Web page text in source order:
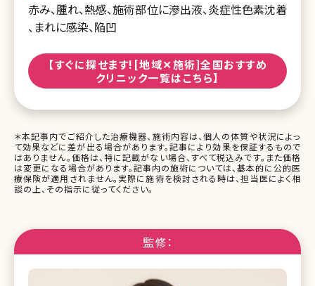
赤み、腫れ、熱感、施術部位に滲出液、炎症性色素沈着
、まれに感染、陥凹
【すぐに探せます![地域✕施術]全国おすすめ
クリニック一覧はこちら】
＊本記事内でご紹介した治療機器、施術内容は、個人の体質や状況によっ
て効果などに差が出る場合があります。記事により効果を保証するもので
はありません。価格は、特に記載がない場合、すべて税込みです。また価格
は変更になる場合があります。記事内の施術については、基本的に公的医
療保険が適用されません。実際に施術を検討される時は、担当医によく相
談の上、その指示に従ってください。
監修：